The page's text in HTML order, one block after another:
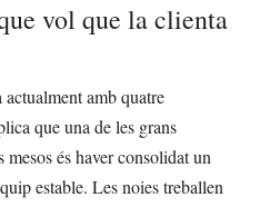
vol que la clienta
amb quatre
que una de les grans
mesos és haver consolidat un
estable. Les noies treballen